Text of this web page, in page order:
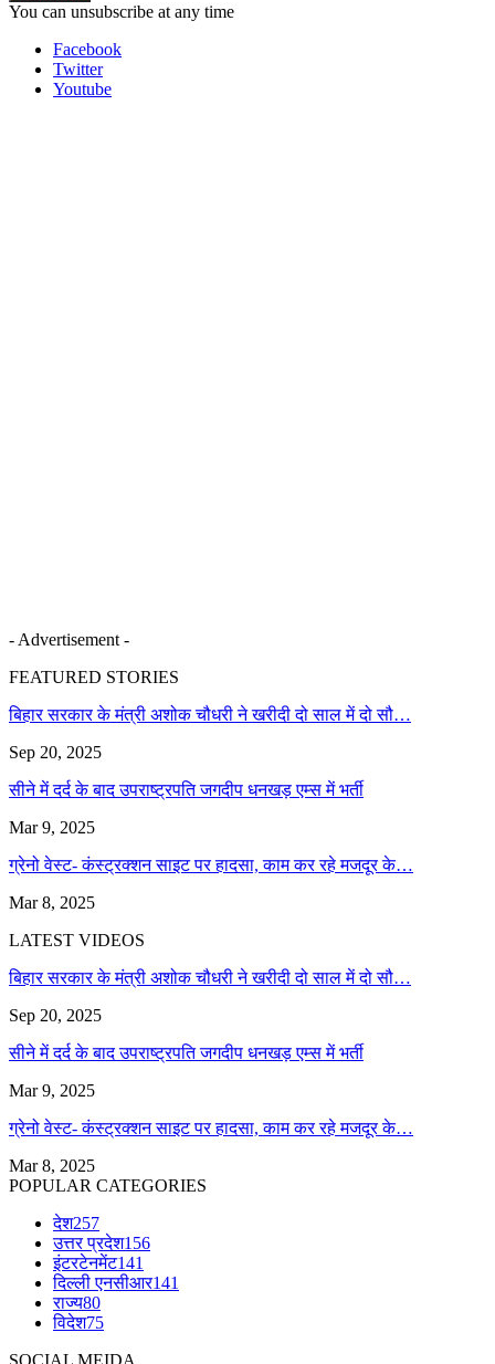
You can unsubscribe at any time
Facebook
Twitter
Youtube
- Advertisement -
FEATURED STORIES
बिहार सरकार के मंत्री अशोक चौधरी ने खरीदी दो साल में दो सौ…
Sep 20, 2025
सीने में दर्द के बाद उपराष्ट्रपति जगदीप धनखड़ एम्स में भर्ती
Mar 9, 2025
ग्रेनो वेस्ट- कंस्ट्रक्शन साइट पर हादसा, काम कर रहे मजदूर के…
Mar 8, 2025
LATEST VIDEOS
बिहार सरकार के मंत्री अशोक चौधरी ने खरीदी दो साल में दो सौ…
Sep 20, 2025
सीने में दर्द के बाद उपराष्ट्रपति जगदीप धनखड़ एम्स में भर्ती
Mar 9, 2025
ग्रेनो वेस्ट- कंस्ट्रक्शन साइट पर हादसा, काम कर रहे मजदूर के…
Mar 8, 2025
POPULAR CATEGORIES
देश257
उत्तर प्रदेश156
इंटरटेनमेंट141
दिल्ली एनसीआर141
राज्य80
विदेश75
SOCIAL MEIDA